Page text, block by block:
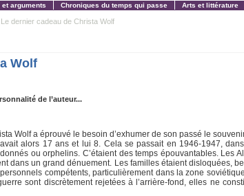
et arguments Chroniques du temps qui passe Arts et littérature
dernier cadeau de Christa Wolf
Wolf
de l’auteur...
Wolf a éprouvé le besoin d’exhumer de son passé le
alors 17 ans et lui 8. Cela se passait en 1946-1947,
ou orphelins. C’étaient des temps épouvantables. Les
dans un grand dénuement. Les familles étaient disloquées,
compétents, particulièrement dans la zone
sont discrètement rejetées à l’arrière-fond, elles ne